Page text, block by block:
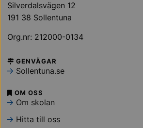
Silverdalsvägen 12
191 38 Sollentuna
Org.nr: 212000-0134
GENVÄGAR
Sollentuna.se
OM OSS
Om skolan
Hitta till oss